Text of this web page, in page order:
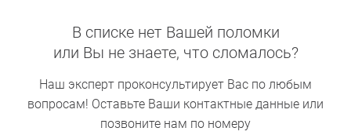
В списке нет Вашей поломки
или Вы не знаете, что сломалось?
Наш эксперт проконсультирует Вас по любым
вопросам! Оставьте Ваши контактные данные или
позвоните нам по номеру